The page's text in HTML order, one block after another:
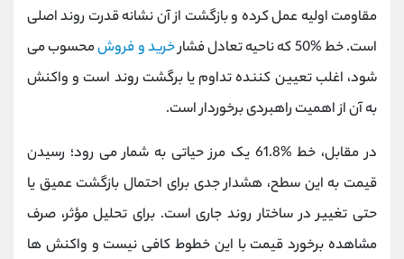
مقاومت اولیه عمل کرده و بازگشت از آن نشانه قدرت روند اصلی
است. خط %50 که ناحیه تعادل فشار
خرید و فروشمحسوب می
‌شود، اغلب تعیین‌ کننده تداوم یا برگشت روند است و واکنش
به آن از اهمیت راهبردی برخوردار است.
در مقابل، خط %61.8 یک مرز حیاتی به شمار می ‌رود؛ رسیدن
قیمت به این سطح، هشدار جدی برای احتمال بازگشت عمیق یا
حتی تغییر در ساختار روند جاری است. برای تحلیل مؤثر، صرف
مشاهده برخورد قیمت با این خطوط کافی نیست و واکنش‌ ها